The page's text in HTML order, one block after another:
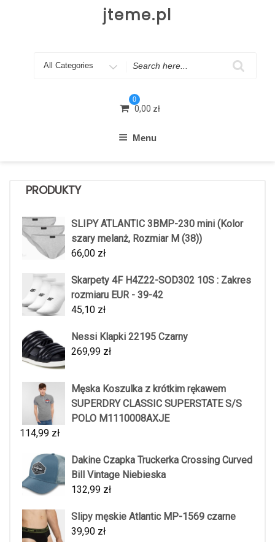
jteme.pl
Search
0
0,00 zł
Menu
PRODUKTY
SLIPY ATLANTIC 3BMP-230 mini (Kolor
szary melanż, Rozmiar M (38))
66,00 zł
Skarpety 4F H4Z22-SOD302 10S : Zakres
rozmiaru EUR - 39-42
45,10 zł
Nessi Klapki 22195 Czarny
269,99 zł
Męska Koszulka z krótkim rękawem
SUPERDRY CLASSIC SUPERSTATE S/S
POLO M1110008AXJE
114,99 zł
Dakine Czapka Truckerka Crossing Curved
Bill Vintage Niebieska
132,99 zł
Slipy męskie Atlantic MP-1569 czarne
39,90 zł